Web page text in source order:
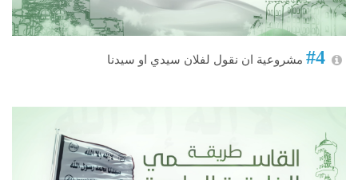
#4 مشروعية ان نقول لفلان سيدي او سيدنا